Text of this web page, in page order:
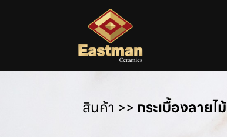
สินค้า >>กระเบื้องลายไม้